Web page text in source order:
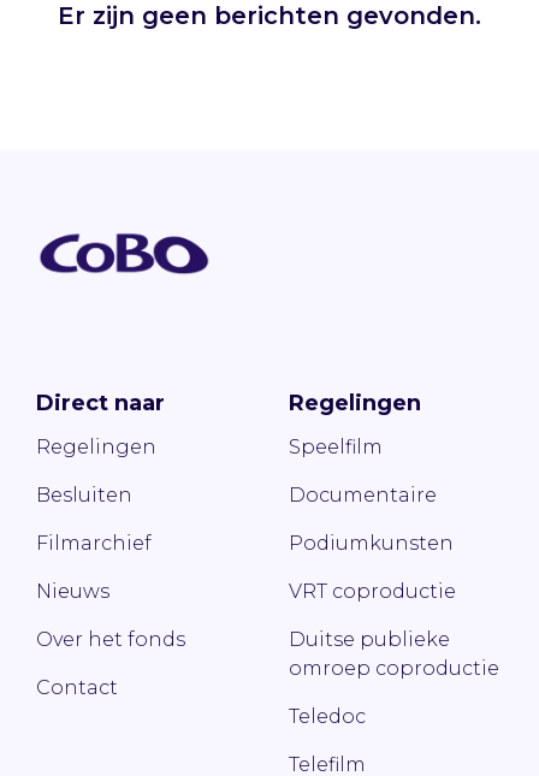
Er zijn geen berichten gevonden.
Direct naar
Regelingen
Besluiten
Filmarchief
Nieuws
Over het fonds
Contact
Regelingen
Speelfilm
Documentaire
Podiumkunsten
VRT coproductie
Duitse publieke
omroep coproductie
Teledoc
Telefilm